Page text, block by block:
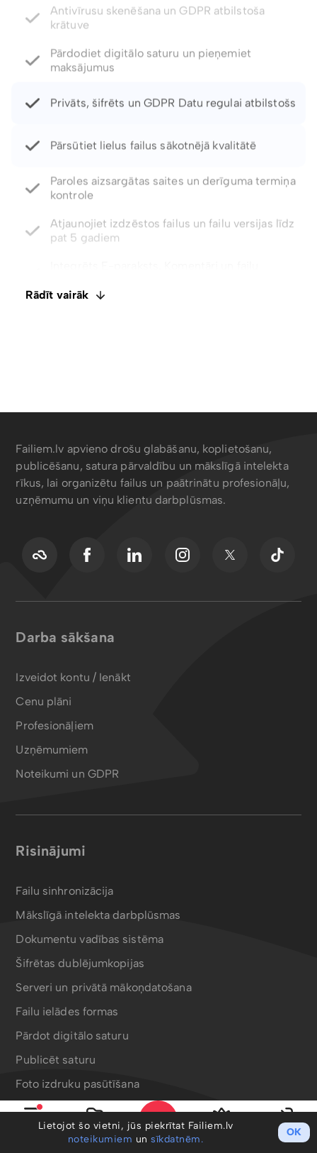
Mani faili Ieiet
Rādīt vairāk
Pārdodiet digitālo saturu un pieņemiet
maksājumus
Privāts, šifrēts un GDPR Datu regulai atbilstošs
Pārsūtiet lielus failus sākotnējā kvalitātē
Paroles aizsargātas saites un derīguma termiņa
Atjaunojiet izdzēstos failus un failu versijas līdz
pat 5 gadiem
Integrēts E-paraksts. Komentāri un failu
ietagošana
Failiem.lv apvieno drošu glabāšanu, koplietošanu,
publicēšanu, satura pārvaldību un mākslīgā intelekta
rīkus, lai organizētu failus un paātrinātu profesionāļu,
uzņēmumu un viņu klientu darbplūsmas.
Darba sākšana
Izveidot kontu / Ienākt
Cenu plāni
Profesionāļiem
Uzņēmumiem
Noteikumi un GDPR
Risinājumi
Failu sinhronizācija
Mākslīgā intelekta darbplūsmas
Dokumentu vadības sistēma
Šifrētas dublējumkopijas
Serveri un privātā mākoņdatošana
Failu ielādes formas
Pārdot digitālo saturu
Publicēt saturu
Foto izdruku pasūtīšana
Bergafoto drukas produkti
Lietojot šo vietni, jūs piekrītat Failiem.lv
noteikumiem unsīkdatnēm.
OK